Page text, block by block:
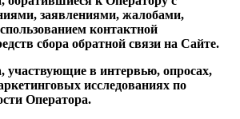
заявлениями, жалобами,
контактной
сбора обратной связи на Сайте.
участвующие в интервью, опросах,
исследованиях по
Оператора.